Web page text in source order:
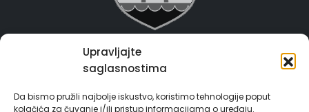
Upravljajte
saglasnostima
Da bismo pružili najbolje iskustvo, koristimo tehnologije poput
kolačića za čuvanje i/ili pristup informacijama o uređaju.
Grad Gračanica